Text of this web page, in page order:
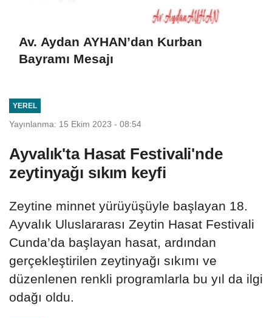
Av. Aydan AYHAN’dan Kurban
Bayramı Mesajı
YEREL
Yayınlanma: 15 Ekim 2023 - 08:54
Ayvalık'ta Hasat Festivali'nde
zeytinyağı sıkım keyfi
Zeytine minnet yürüyüşüyle başlayan 18.
Ayvalık Uluslararası Zeytin Hasat Festivali
Cunda’da başlayan hasat, ardından
gerçekleştirilen zeytinyağı sıkımı ve
düzenlenen renkli programlarla bu yıl da ilgi
odağı oldu.